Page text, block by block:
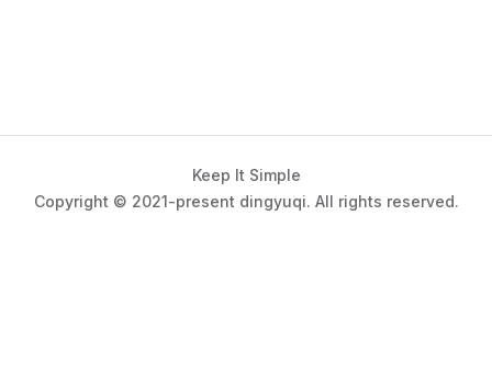
Keep It Simple
Copyright © 2021-present dingyuqi. All rights reserved.